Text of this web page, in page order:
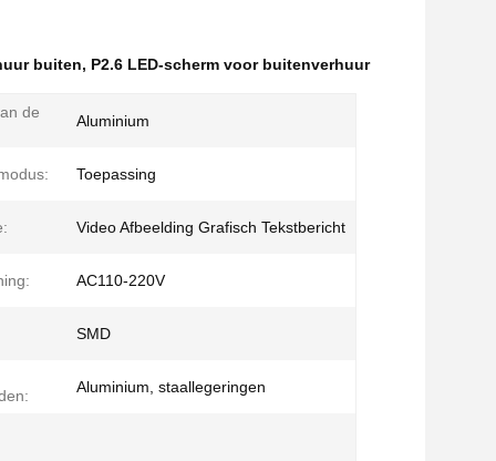
buiten, P2.6 LED-scherm voor buitenverhuur
de
Aluminium
Toepassing
Video Afbeelding Grafisch Tekstbericht
AC110-220V
SMD
Aluminium, staallegeringen